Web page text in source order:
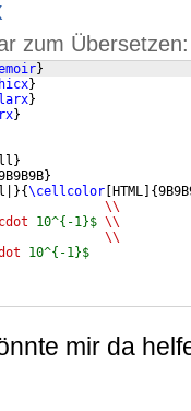
zum Übersetzen:
}
}
}
}
ll }
}
l| }{\cellcolor HTML {
-6,42 \\
10^{-1}$ \\
-1,32 \\
10^{-1}$
mir da